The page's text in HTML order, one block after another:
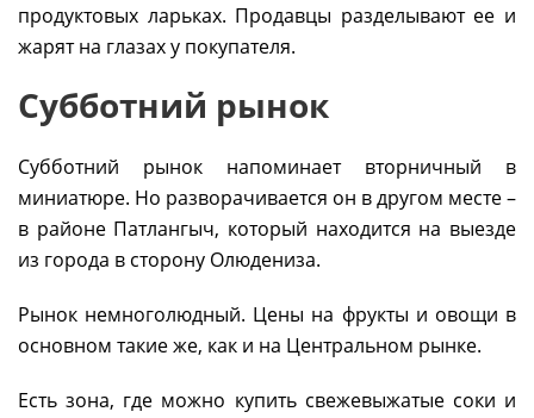
продуктовых ларьках. Продавцы разделывают ее и
жарят на глазах у покупателя.
Субботний рынок
Субботний рынок напоминает вторничный в
миниатюре. Но разворачивается он в другом месте –
в районе Патлангыч, который находится на выезде
из города в сторону Олюдениза.
Рынок немноголюдный. Цены на фрукты и овощи в
основном такие же, как и на Центральном рынке.
Есть зона, где можно купить свежевыжатые соки и